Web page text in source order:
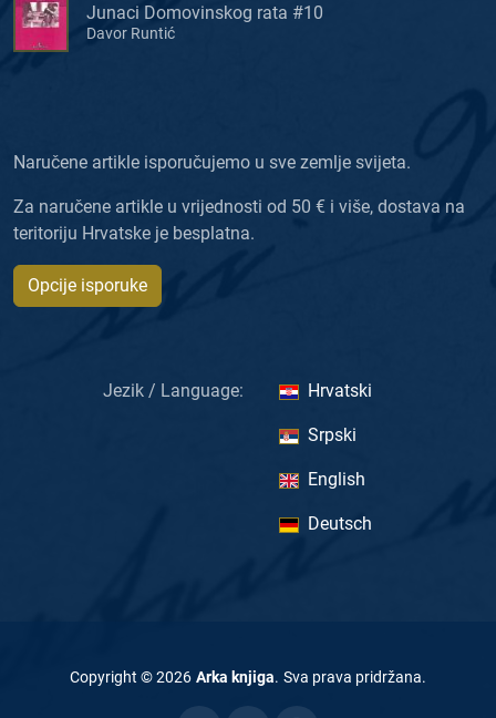
Junaci Domovinskog rata #10
Davor Runtić
Naručene artikle isporučujemo u sve zemlje svijeta.
Za naručene artikle u vrijednosti od 50 € i više, dostava na
teritoriju Hrvatske je besplatna.
Opcije isporuke
Jezik / Language: Hrvatski
Srpski
English
Deutsch
Copyright ©2026 Arka knjiga. Sva prava pridržana.